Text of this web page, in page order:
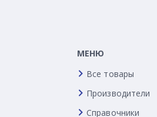
МЕНЮ
Все товары
Производители
Справочники